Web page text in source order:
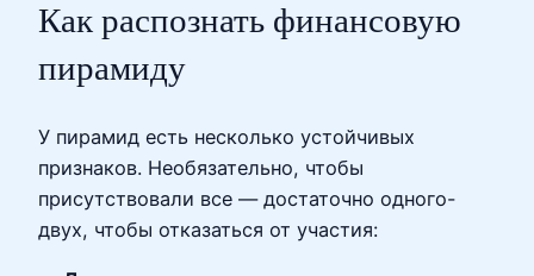
Как распознать финансовую
пирамиду
У пирамид есть несколько устойчивых
признаков. Необязательно, чтобы
присутствовали все — достаточно одного-
двух, чтобы отказаться от участия: